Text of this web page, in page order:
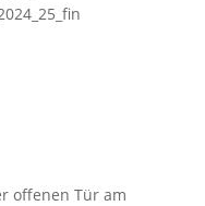
offenen Tür am